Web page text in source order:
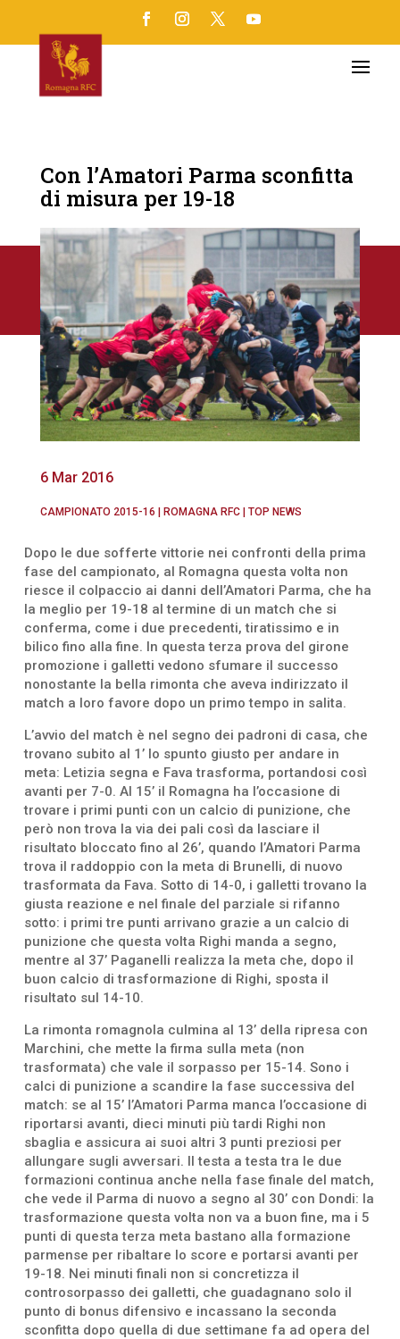
Con l’Amatori Parma sconfitta
di misura per 19-18
6 Mar 2016
CAMPIONATO 2015-16 | ROMAGNA RFC| TOP NEWS
Dopo le due sofferte vittorie nei confronti della prima
fase del campionato, al Romagna questa volta non
riesce il colpaccio ai danni dell’Amatori Parma, che ha
la meglio per 19-18 al termine di un match che si
conferma, come i due precedenti, tiratissimo e in
bilico fino alla fine. In questa terza prova del girone
promozione i galletti vedono sfumare il successo
nonostante la bella rimonta che aveva indirizzato il
match a loro favore dopo un primo tempo in salita.
L’avvio del match è nel segno dei padroni di casa, che
trovano subito al 1’ lo spunto giusto per andare in
meta: Letizia segna e Fava trasforma, portandosi così
avanti per 7-0. Al 15’ il Romagna ha l’occasione di
trovare i primi punti con un calcio di punizione, che
però non trova la via dei pali così da lasciare il
risultato bloccato fino al 26’, quando l’Amatori Parma
trova il raddoppio con la meta di Brunelli, di nuovo
trasformata da Fava. Sotto di 14-0, i galletti trovano la
giusta reazione e nel finale del parziale si rifanno
sotto: i primi tre punti arrivano grazie a un calcio di
punizione che questa volta Righi manda a segno,
mentre al 37’ Paganelli realizza la meta che, dopo il
buon calcio di trasformazione di Righi, sposta il
risultato sul 14-10.
La rimonta romagnola culmina al 13’ della ripresa con
Marchini, che mette la firma sulla meta (non
trasformata) che vale il sorpasso per 15-14. Sono i
calci di punizione a scandire la fase successiva del
match: se al 15’ l’Amatori Parma manca l’occasione di
riportarsi avanti, dieci minuti più tardi Righi non
sbaglia e assicura ai suoi altri 3 punti preziosi per
allungare sugli avversari. Il testa a testa tra le due
formazioni continua anche nella fase finale del match,
che vede il Parma di nuovo a segno al 30’ con Dondi: la
trasformazione questa volta non va a buon fine, ma i 5
punti di questa terza meta bastano alla formazione
parmense per ribaltare lo score e portarsi avanti per
19-18. Nei minuti finali non si concretizza il
controsorpasso dei galletti, che guadagnano solo il
punto di bonus difensivo e incassano la seconda
sconfitta dopo quella di due settimane fa ad opera del